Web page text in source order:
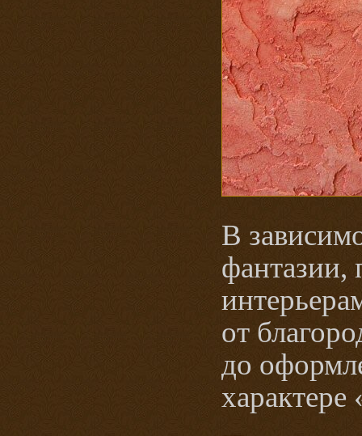
В
фантазии,
от
до
характере